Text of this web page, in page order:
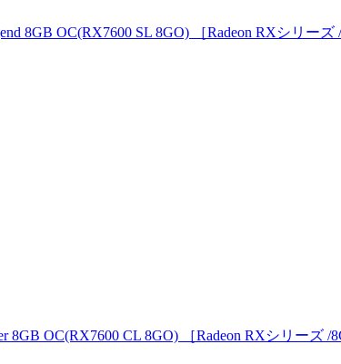
8GB OC(RX7600 SL 8GO) ［Radeon RXシリーズ /
8GB OC(RX7600 CL 8GO) ［Radeon RXシリーズ /